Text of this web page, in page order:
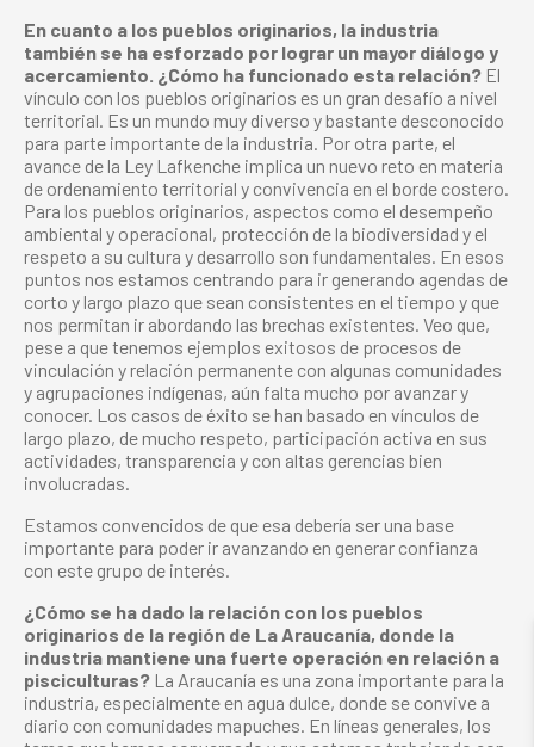
En cuanto a los pueblos originarios, la industria
también se ha esforzado por lograr un mayor diálogo y
acercamiento. ¿Cómo ha funcionado esta relación? El
vínculo con los pueblos originarios es un gran desafío a nivel
territorial. Es un mundo muy diverso y bastante desconocido
para parte importante de la industria. Por otra parte, el
avance de la Ley Lafkenche implica un nuevo reto en materia
de ordenamiento territorial y convivencia en el borde costero.
Para los pueblos originarios, aspectos como el desempeño
ambiental y operacional, protección de la biodiversidad y el
respeto a su cultura y desarrollo son fundamentales. En esos
puntos nos estamos centrando para ir generando agendas de
corto y largo plazo que sean consistentes en el tiempo y que
nos permitan ir abordando las brechas existentes. Veo que,
pese a que tenemos ejemplos exitosos de procesos de
vinculación y relación permanente con algunas comunidades
y agrupaciones indígenas, aún falta mucho por avanzar y
conocer. Los casos de éxito se han basado en vínculos de
largo plazo, de mucho respeto, participación activa en sus
actividades, transparencia y con altas gerencias bien
involucradas.
Estamos convencidos de que esa debería ser una base
importante para poder ir avanzando en generar confianza
con este grupo de interés.
¿Cómo se ha dado la relación con los pueblos
originarios de la región de La Araucanía, donde la
industria mantiene una fuerte operación en relación a
pisciculturas? La Araucanía es una zona importante para la
industria, especialmente en agua dulce, donde se convive a
diario con comunidades mapuches. En líneas generales, los